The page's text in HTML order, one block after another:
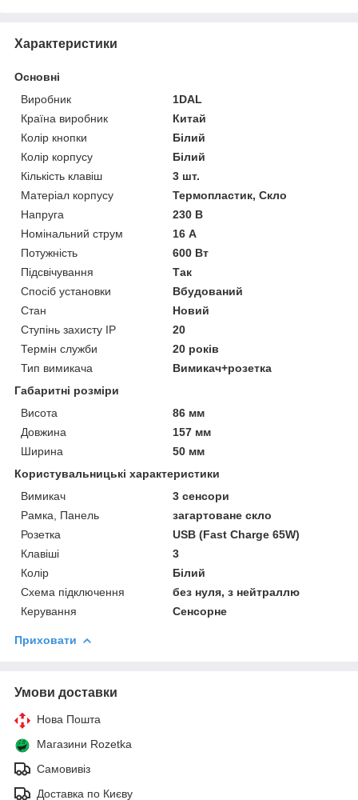
Характеристики
Основні
Виробник
1DAL
Країна виробник
Китай
Колір кнопки
Білий
Колір корпусу
Білий
Кількість клавіш
3 шт.
Матеріал корпусу
Термопластик, Скло
Напруга
230 В
Номінальний струм
16 А
Потужність
600 Вт
Підсвічування
Так
Спосіб установки
Вбудований
Стан
Новий
Ступінь захисту IP
20
Термін служби
20 років
Тип вимикача
Вимикач+розетка
Габаритні розміри
Висота
86 мм
Довжина
157 мм
Ширина
50 мм
Користувальницькі характеристики
Вимикач
3 сенсори
Рамка, Панель
загартоване скло
Розетка
USB (Fast Charge 65W)
Клавіші
3
Колір
Білий
Схема підключення
без нуля, з нейтраллю
Керування
Сенсорне
Приховати
Умови доставки
Нова Пошта
Магазини Rozetka
Самовивіз
Доставка по Києву